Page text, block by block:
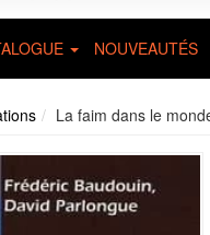
NOUVEAUTÉS
La faim dans le